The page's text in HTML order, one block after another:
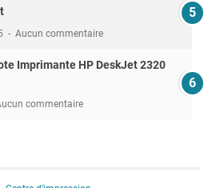
Aucun commentaire
Imprimante HP DeskJet 2320
commentaire